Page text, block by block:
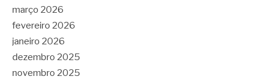
março 2026
fevereiro 2026
janeiro 2026
dezembro 2025
novembro 2025